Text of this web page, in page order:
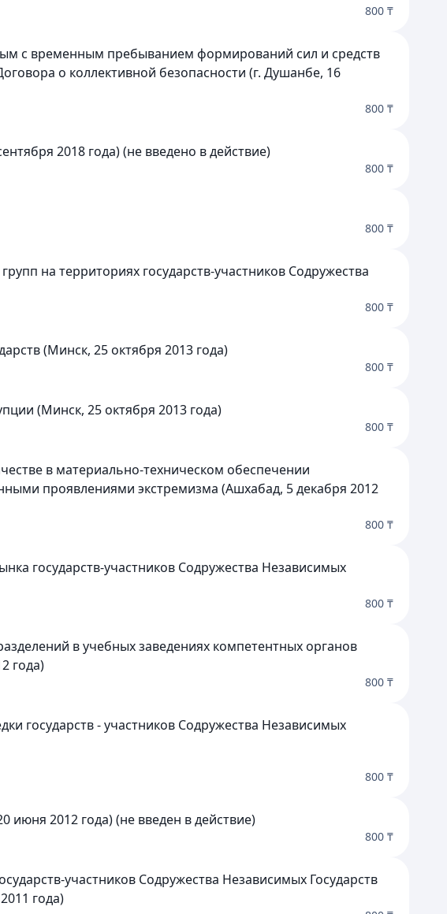
800 ₸
с временным пребыванием формирований сил и средств
о коллективной безопасности (г. Душанбе, 16
800 ₸
2018 года) (не введено в действие)
800 ₸
800 ₸
на территориях государств-участников Содружества
800 ₸
(Минск, 25 октября 2013 года)
800 ₸
(Минск, 25 октября 2013 года)
800 ₸
в материально-техническом обеспечении
проявлениями экстремизма (Ашхабад, 5 декабря 2012
800 ₸
государств-участников Содружества Независимых
800 ₸
в учебных заведениях компетентных органов
года)
800 ₸
государств - участников Содружества Независимых
800 ₸
июня 2012 года) (не введен в действие)
800 ₸
участников Содружества Независимых Государств
года)